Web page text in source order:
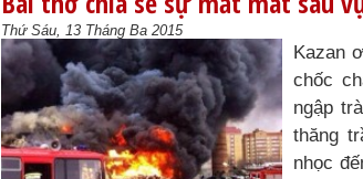
Thứ Sáu, 13 Tháng Ba 2015
Kazan
chốc
ngập
thăng
nhọc